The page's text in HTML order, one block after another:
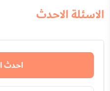
الاسئلة الاحدث
احدث